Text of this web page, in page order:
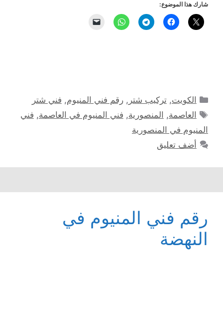
شارك هذا الموضوع:
التصنيفات
الكويت,تركيب شتر ,رقم فني المنيوم, فني شتر
الوسوم
العاصمة, المنصورية, فني المنيوم في العاصمة, فني
المنيوم في المنصورية
أضف تعليق
رقم فني المنيوم في
النهضة